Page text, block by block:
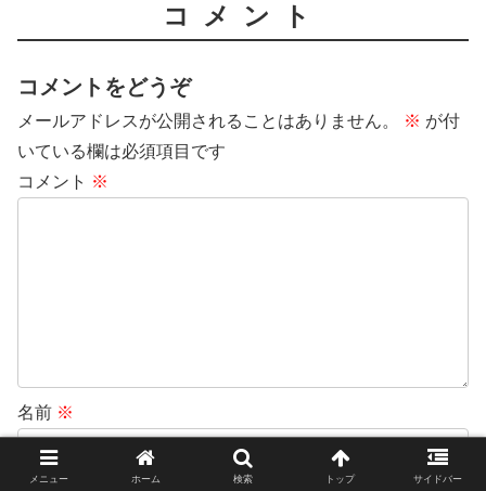
コメント
コメントをどうぞ
メールアドレスが公開されることはありません。 ※ が付
いている欄は必須項目です
コメント ※
名前 ※
メニュー ホーム 検索 トップ サイドバー